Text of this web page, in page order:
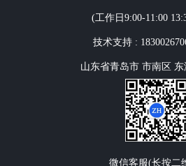
(工作日9:00-11:00
技术支持 :
山东省青岛市 市南区 东
微信客服(长按二